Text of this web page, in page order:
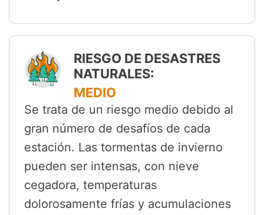
RIESGO DE DESASTRES
NATURALES:
MEDIO
Se trata de un riesgo medio debido al
gran número de desafíos de cada
estación. Las tormentas de invierno
pueden ser intensas, con nieve
cegadora, temperaturas
dolorosamente frías y acumulaciones